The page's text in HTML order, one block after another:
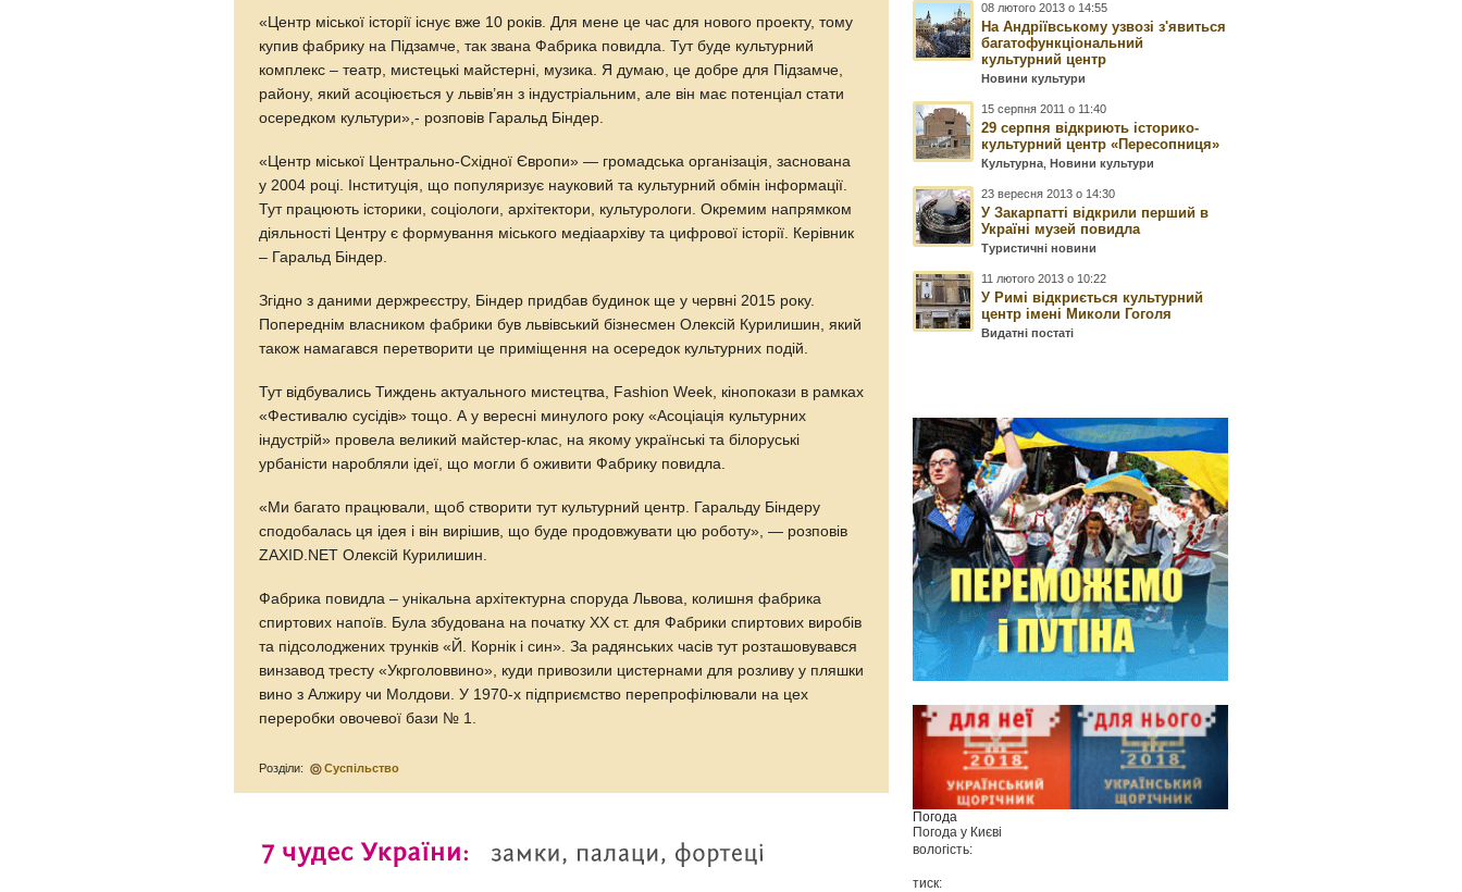
«Центр міської історії існує вже 10 років. Для мене це час для нового проекту, тому
купив фабрику на Підзамче, так звана Фабрика повидла. Тут буде культурний
комплекс – театр, мистецькі майстерні, музика. Я думаю, це добре для Підзамче,
району, який асоціюється у львів’ян з індустріальним, але він має потенціал стати
осередком культури»,- розповів Гаральд Біндер.
«Центр міської Центрально-Східної Європи» — громадська організація, заснована
у 2004 році. Інституція, що популяризує науковий та культурний обмін інформації.
Тут працюють історики, соціологи, архітектори, культурологи. Окремим напрямком
діяльності Центру є формування міського медіаархіву та цифрової історії. Керівник
– Гаральд Біндер.
Згідно з даними держреєстру, Біндер придбав будинок ще у червні 2015 року.
Попереднім власником фабрики був львівський бізнесмен Олексій Курилишин, який
також намагався перетворити це приміщення на осередок культурних подій.
Тут відбувались Тиждень актуального мистецтва, Fashion Week, кінопокази в рамках
«Фестивалю сусідів» тощо. А у вересні минулого року «Асоціація культурних
індустрій» провела великий майстер-клас, на якому українські та білоруські
урбаністи наробляли ідеї, що могли б оживити Фабрику повидла.
«Ми багато працювали, щоб створити тут культурний центр. Гаральду Біндеру
сподобалась ця ідея і він вирішив, що буде продовжувати цю роботу», — розповів
ZAXID.NET Олексій Курилишин.
Фабрика повидла – унікальна архітектурна споруда Львова, колишня фабрика
спиртових напоїв. Була збудована на початку ХХ ст. для Фабрики спиртових виробів
та підсолоджених трунків «Й. Корнік і син». За радянських часів тут розташовувався
винзавод тресту «Укрголоввино», куди привозили цистернами для розливу у пляшки
вино з Алжиру чи Молдови. У 1970-х підприємство перепрофілювали на цех
переробки овочевої бази № 1.
Розділи: Суспільство
08 лютого 2013 о 14:55
На Андріївському узвозі з'явиться
багатофункціональний
культурний центр
Новини культури
15 серпня 2011 о 11:40
29 серпня відкриють історико-
культурний центр «Пересопниця»
Культурна Новини культури
23 вересня 2013 о 14:30
У Закарпатті відкрили перший в
Україні музей повидла
Туристичні новини
11 лютого 2013 о 10:22
У Римі відкриється культурний
центр імені Миколи Гоголя
Видатні постаті
Погода
Погода у Києві
вологість:
тиск: